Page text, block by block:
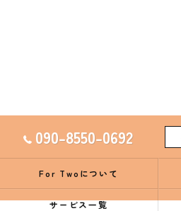
090-8550-0692
For Twoについて
サービス一覧